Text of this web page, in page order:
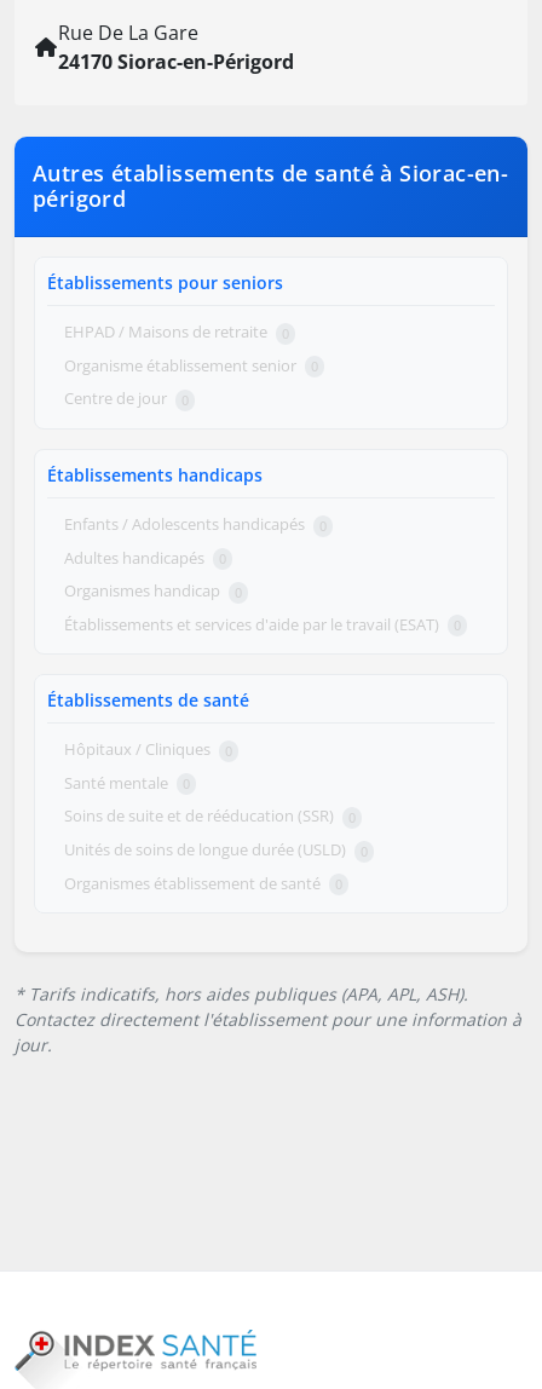
Rue De La Gare
24170 Siorac-en-Périgord
Autres établissements de santé à Siorac-en-
périgord
Établissements pour seniors
EHPAD / Maisons de retraite 0
Organisme établissement senior 0
Centre de jour 0
Établissements handicaps
Enfants / Adolescents handicapés 0
Adultes handicapés 0
Organismes handicap 0
Établissements et services d'aide par le travail (ESAT) 0
Établissements de santé
Hôpitaux / Cliniques 0
Santé mentale 0
Soins de suite et de rééducation (SSR) 0
Unités de soins de longue durée (USLD) 0
Organismes établissement de santé 0
* Tarifs indicatifs, hors aides publiques (APA, APL, ASH).
Contactez directement l'établissement pour une information à
jour.